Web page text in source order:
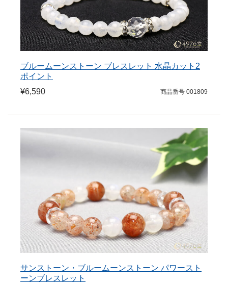
ブルームーンストーン ブレスレット 水晶カット2
ポイント
¥6,590
商品番号 001809
サンストーン・ブルームーンストーン パワースト
ーンブレスレット